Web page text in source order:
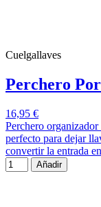
Cuelgallaves
Perchero
16,95 €
Perchero
perfecto para dejar
convertir la entrada
Añadir